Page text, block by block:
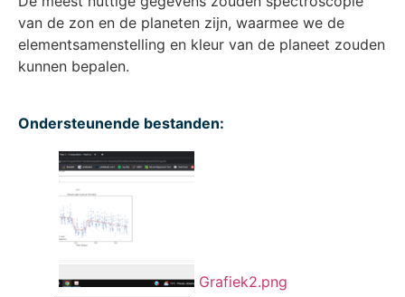
van de zon en de planeten zijn, waarmee we de
elementsamenstelling en kleur van de planeet zouden
kunnen bepalen.
Ondersteunende bestanden:
Grafiek2.png